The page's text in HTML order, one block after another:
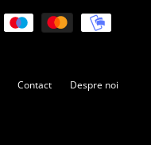
Contact
Despre noi